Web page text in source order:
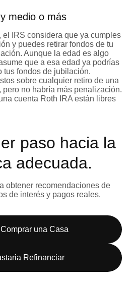
medio o más
el IRS considera que ya cumples
y puedes retirar fondos de tu
Aunque la edad es algo
que a esa edad ya podrías
tus fondos de jubilación.
sobre cualquier retiro de una
pero no habría más penalización.
cuenta Roth IRA están libres
paso hacia la
adecuada.
obtener recomendaciones de
de interés y pagos reales.
una Casa
Refinanciar